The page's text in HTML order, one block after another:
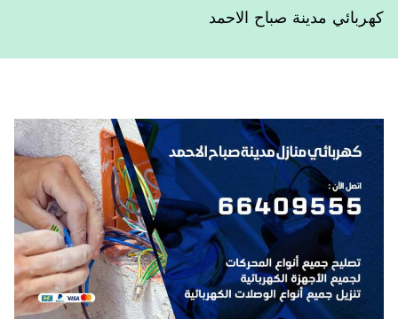
كهربائي مدينة صباح الاحمد